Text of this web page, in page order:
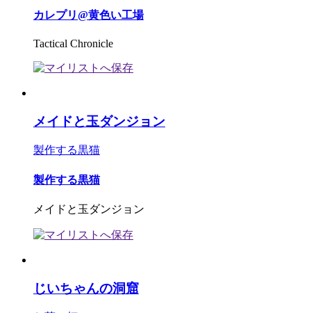
カレプリ@黄色い工場
Tactical Chronicle
メイドと玉ダンジョン
製作する黒猫
製作する黒猫
メイドと玉ダンジョン
じいちゃんの洞窟